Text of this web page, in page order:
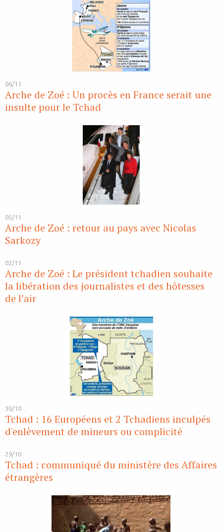
06/11
Arche de Zoé : Un procès en France serait une
insulte pour le Tchad
05/11
Arche de Zoé : retour au pays avec Nicolas
Sarkozy
02/11
Arche de Zoé : Le président tchadien souhaite
la libération des journalistes et des hôtesses
de l’air
30/10
Tchad : 16 Européens et 2 Tchadiens inculpés
d'enlèvement de mineurs ou complicité
29/10
Tchad : communiqué du ministère des Affaires
étrangères